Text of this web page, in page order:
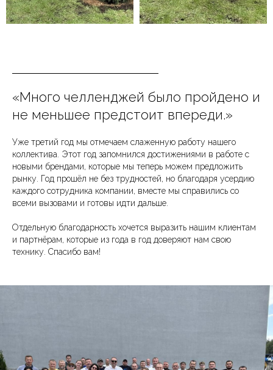
«Много челленджей было пройдено и
не меньшее предстоит впереди.»
Уже третий год мы отмечаем слаженную работу нашего
коллектива. Этот год запомнился достижениями в работе с
новыми брендами, которые мы теперь можем предложить
рынку. Год прошёл не без трудностей, но благодаря усердию
каждого сотрудника компании, вместе мы справились со
всеми вызовами и готовы идти дальше.
Отдельную благодарность хочется выразить нашим клиентам
и партнёрам, которые из года в год доверяют нам свою
технику. Спасибо вам!